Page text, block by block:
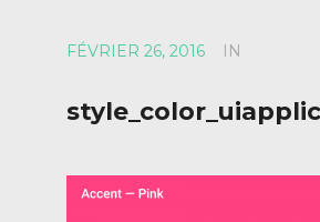
FÉVRIER 26, 2016 IN